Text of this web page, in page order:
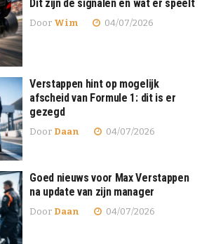
Dit zijn de signalen en wat er speelt
Door Wim 04/07/2026
Verstappen hint op mogelijk
afscheid van Formule 1: dit is er
gezegd
Door Daan 04/07/2026
Goed nieuws voor Max Verstappen
na update van zijn manager
Door Daan 04/07/2026